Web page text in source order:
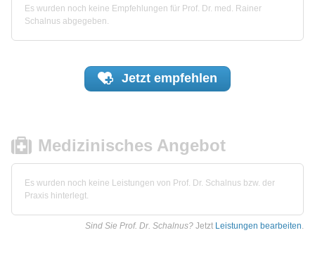
Es wurden noch keine Empfehlungen für Prof. Dr. med. Rainer
Schalnus abgegeben.
Jetzt empfehlen
Medizinisches Angebot
Es wurden noch keine Leistungen von Prof. Dr. Schalnus bzw. der
Praxis hinterlegt.
Sind Sie Prof. Dr. Schalnus? Jetzt Leistungen bearbeiten.